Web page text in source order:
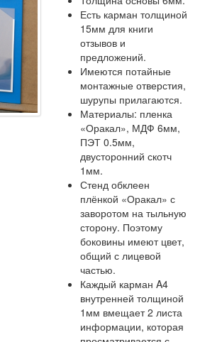
Есть карман толщиной
15мм для книги
отзывов и
предложений.
Имеются потайные
монтажные отверстия,
шурупы прилагаются.
Материалы: пленка
«Оракал», МДФ 6мм,
ПЭТ 0.5мм,
двусторонний скотч
1мм.
Стенд обклеен
плёнкой «Оракал» с
заворотом на тыльную
сторону. Поэтому
боковины имеют цвет,
общий с лицевой
частью.
Каждый карман A4
внутренней толщиной
1мм вмещает 2 листа
информации, которая